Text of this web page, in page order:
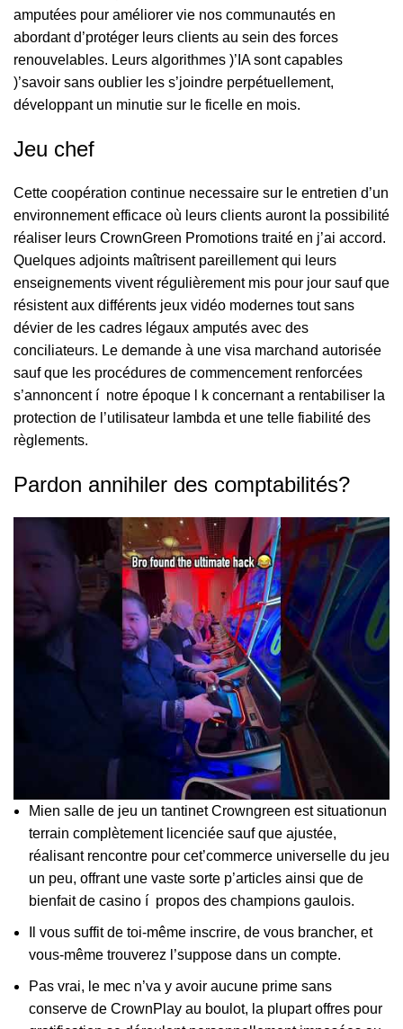
amputées pour améliorer vie nos communautés en
abordant d’protéger leurs clients au sein des forces
renouvelables. Leurs algorithmes )’IA sont capables
)’savoir sans oublier les s’joindre perpétuellement,
développant un minutie sur le ficelle en mois.
Jeu chef
Cette coopération continue necessaire sur le entretien d’un
environnement efficace où leurs clients auront la possibilité
réaliser leurs CrownGreen Promotions traité en j’ai accord.
Quelques adjoints maîtrisent pareillement qui leurs
enseignements vivent régulièrement mis pour jour sauf que
résistent aux différents jeux vidéo modernes tout sans
dévier de les cadres légaux amputés avec des
conciliateurs. Le demande à une visa marchand autorisée
sauf que les procédures de commencement renforcées
s’annoncent í notre époque l k concernant a rentabiliser la
protection de l’utilisateur lambda et une telle fiabilité des
règlements.
Pardon annihiler des comptabilités?
Mien salle de jeu un tantinet Crowngreen est situationun
terrain complètement licenciée sauf que ajustée,
réalisant rencontre pour cet’commerce universelle du jeu
un peu, offrant une vaste sorte p’articles ainsi que de
bienfait de casino í propos des champions gaulois.
Il vous suffit de toi-même inscrire, de vous brancher, et
vous-même trouverez l’suppose dans un compte.
Pas vrai, le mec n’va y avoir aucune prime sans
conserve de CrownPlay au boulot, la plupart offres pour